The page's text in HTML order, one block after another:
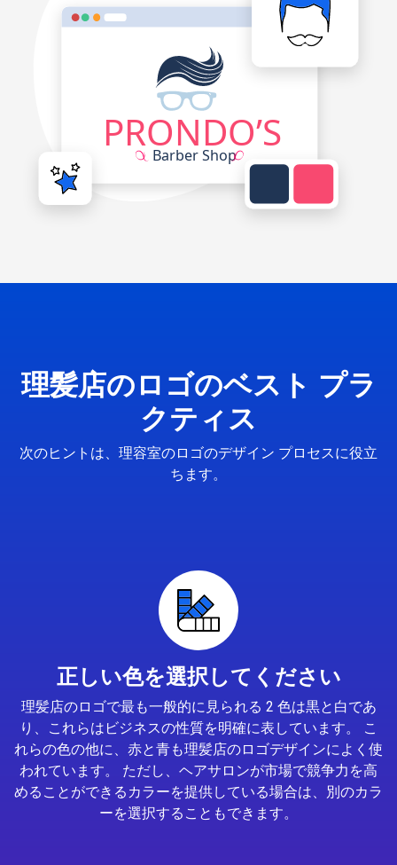
理髪店のロゴのベスト プラ
クティス
次のヒントは、理容室のロゴのデザイン プロセスに役立
ちます。
正しい色を選択してください
理髪店のロゴで最も一般的に見られる 2 色は黒と白であ
り、これらはビジネスの性質を明確に表しています。 こ
れらの色の他に、赤と青も理髪店のロゴデザインによく使
われています。 ただし、ヘアサロンが市場で競争力を高
めることができるカラーを提供している場合は、別のカラ
ーを選択することもできます。